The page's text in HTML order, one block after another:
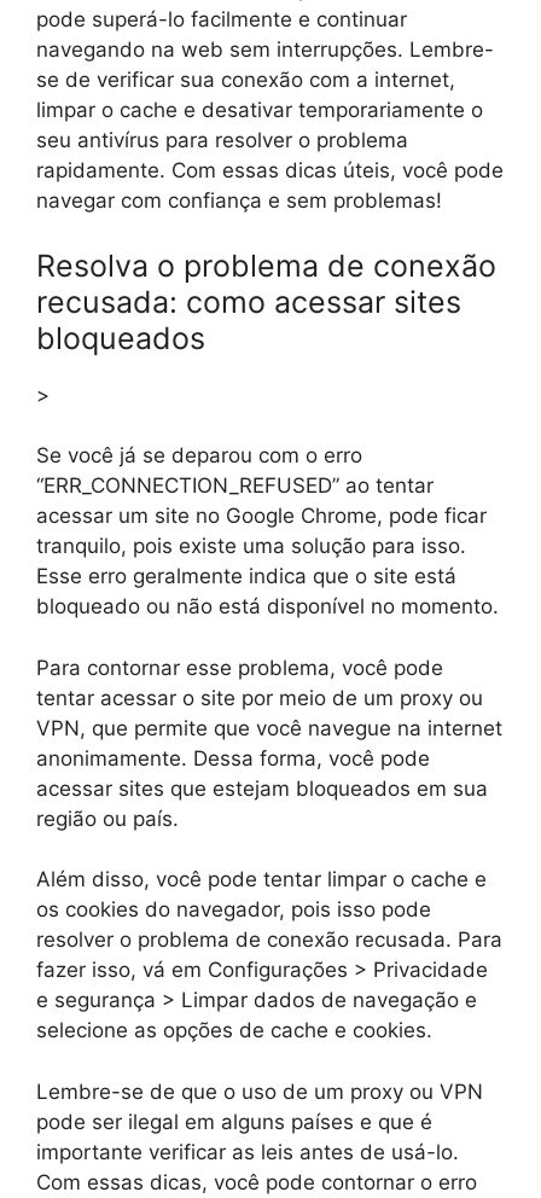
pode superá-lo facilmente e continuar
navegando na web sem interrupções. Lembre-
se de verificar sua conexão com a internet,
limpar o cache e desativar temporariamente o
seu antivírus para resolver o problema
rapidamente. Com essas dicas úteis, você pode
navegar com confiança e sem problemas!
Resolva o problema de conexão
recusada: como acessar sites
bloqueados
>
Se você já se deparou com o erro
“ERR_CONNECTION_REFUSED” ao tentar
acessar um site no Google Chrome, pode ficar
tranquilo, pois existe uma solução para isso.
Esse erro geralmente indica que o site está
bloqueado ou não está disponível no momento.
Para contornar esse problema, você pode
tentar acessar o site por meio de um proxy ou
VPN, que permite que você navegue na internet
anonimamente. Dessa forma, você pode
acessar sites que estejam bloqueados em sua
região ou país.
Além disso, você pode tentar limpar o cache e
os cookies do navegador, pois isso pode
resolver o problema de conexão recusada. Para
fazer isso, vá em Configurações > Privacidade
e segurança > Limpar dados de navegação e
selecione as opções de cache e cookies.
Lembre-se de que o uso de um proxy ou VPN
pode ser ilegal em alguns países e que é
importante verificar as leis antes de usá-lo.
Com essas dicas, você pode contornar o erro